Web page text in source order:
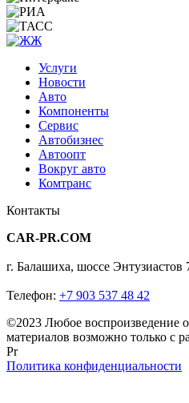
Услуги
Новости
Авто
Компоненты
Сервис
Автобизнес
Автоопт
Вокруг авто
Комтранс
Контакты
CAR-PR.COM
г. Балашиха, шоссе Энтузиастов
Телефон: +7 903 537 48 42
©2023 Любое воспроизведение
материалов возможно только с
Pr
Политика конфиденциальности